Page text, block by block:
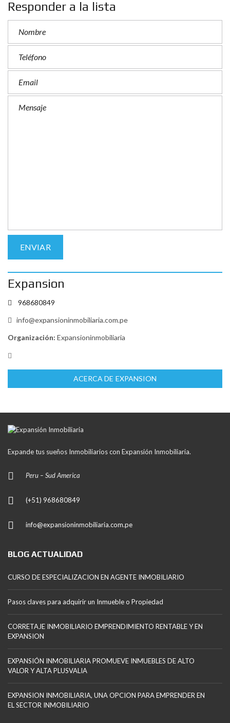
Responder a la lista
Expansion
968680849
info@expansioninmobiliaria.com.pe
Organización: Expansioninmobiliaria
ACERCA DE EXPANSION
Expande tus sueños Inmobiliarios con Expansión Inmobiliaria.
Peru – Sud America
(+51) 968680849
info@expansioninmobiliaria.com.pe
BLOG ACTUALIDAD
CURSO DE ESPECIALIZACION EN AGENTE INMOBILIARIO
Pasos claves para adquirir un Inmueble o Propiedad
CORRETAJE INMOBILIARIO EMPRENDIMIENTO RENTABLE Y EN
EXPANSION
EXPANSIÓN INMOBILIARIA PROMUEVE INMUEBLES DE ALTO
VALOR Y ALTA PLUSVALIA
EXPANSION INMOBILIARIA, UNA OPCION PARA EMPRENDER EN
EL SECTOR INMOBILIARIO